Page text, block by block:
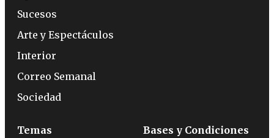
Sucesos
Arte y Espectáculos
Interior
Correo Semanal
Sociedad
Temas
Bases y Condiciones